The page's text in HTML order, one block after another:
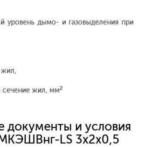
уровень дымо- и газовыделения при
жил,
сечение жил, мм2
документы и условия
LS 3x2x0,5